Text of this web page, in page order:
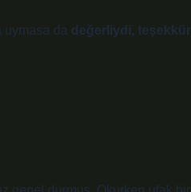
uymasa da değerliydi,